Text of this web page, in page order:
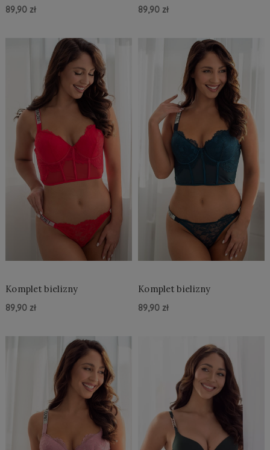
89,90 zł
Do Koszyka »
89,90 zł
Do Koszyka »
Komplet bielizny
89,90 zł
Do Koszyka »
Komplet bielizny
89,90 zł